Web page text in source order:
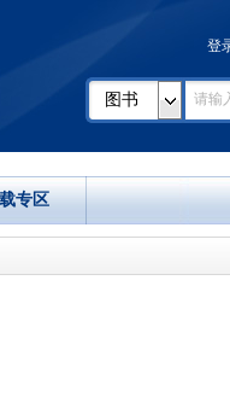
登
图书
专区